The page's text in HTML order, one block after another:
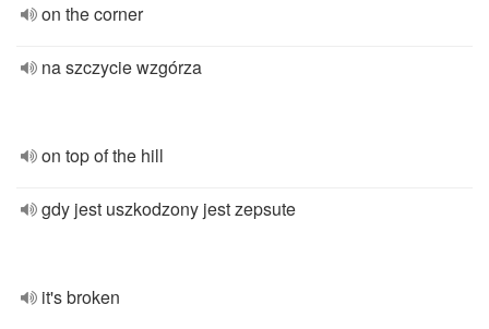
on the corner
na szczycie wzgórza
on top of the hill
gdy jest uszkodzony jest zepsute
it's broken